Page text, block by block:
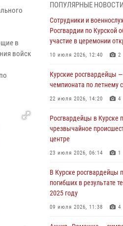
в
войск
Курские росгвардейцы
знакомить
особенностями службы
05 августа 2026, 12:45
Росгвардейцы в Курске
ЧОП в детских
05 августа 2026, 09:51
При содействии
Курске пресечена
партии наркотиков
04 августа 2026, 12:52
За прошедшую неделю
Курской области
оружия
04 августа 2026, 07:00
ПОПУЛЯРНЫЕ НОВОСТИ
Сотрудники и
Росгвардии по Курской
участие в церемонии
10 июля 2026, 12:40 2
Курские росгвардейцы
чемпионата по летнему
22 июля 2026, 14:20 4
Росгвардейцы в Курске
чрезвычайное
центре
23 июля 2026, 06:14 1
В Курске росгвардейцы
погибших в результате
2025 году
09 июля 2026, 11:38 4